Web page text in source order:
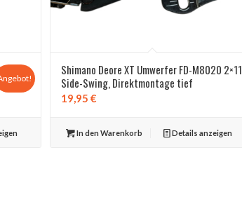
Shimano Deore XT Umwerfer FD-M8020 2×11
Side-Swing, Direktmontage tief
19,95€
In den Warenkorb Details anzeigen